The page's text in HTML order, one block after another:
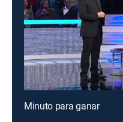
Minuto para ganar